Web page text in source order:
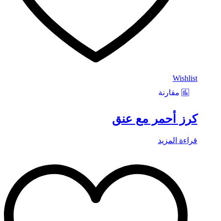
Wishlist
مقارنة
كرز أحمر مع عنق
قراءة المزيد